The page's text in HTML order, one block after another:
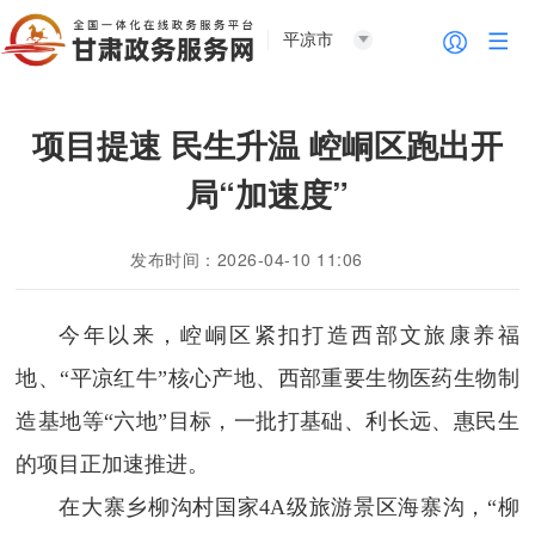
平凉市
项目提速 民生升温 崆峒区跑出开
局“加速度”
发布时间：2026-04-10 11:06
今年以来，崆峒区紧扣打造西部文旅康养福
地、“平凉红牛”核心产地、西部重要生物医药生物制
造基地等“六地”目标，一批打基础、利长远、惠民生
的项目正加速推进。
在大寨乡柳沟村国家4A级旅游景区海寨沟，“柳